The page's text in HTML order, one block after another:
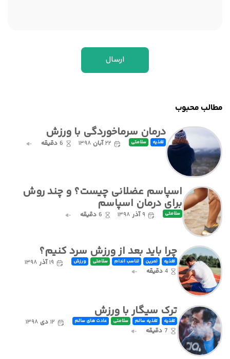
مطالب محبوب
درمان سرماخوردگی با ورزش
تغذیه سلامتی ۲۲ آبان ۱۳۹۸ 6 دقیقه
اسپاسم عضلانی چیست؟ و چند روش
برای درمان اسپاسم
سلامتی ۹ آذر ۱۳۹۸ 6 دقیقه
چرا باید بعد از ورزش سرد کنیم؟
تغذیه تمرین تناسب اندام سلامتی ورزش ۱۹ آذر ۱۳۹۸
4 دقیقه
ترک‌ سیگار با ورزش
تغذیه تغذیه سالم سلامتی عادت های سالم ۱۲ دی ۱۳۹۸
7 دقیقه